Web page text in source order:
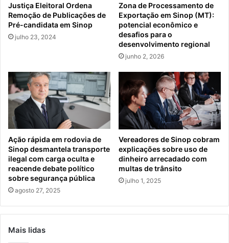
Justiça Eleitoral Ordena
Remoção de Publicações de
Pré-candidata em Sinop
julho 23, 2024
Zona de Processamento de
Exportação em Sinop (MT):
potencial econômico e
desafios para o
desenvolvimento regional
junho 2, 2026
Ação rápida em rodovia de
Sinop desmantela transporte
ilegal com carga oculta e
reacende debate político
sobre segurança pública
agosto 27, 2025
Vereadores de Sinop cobram
explicações sobre uso de
dinheiro arrecadado com
multas de trânsito
julho 1, 2025
Mais lidas